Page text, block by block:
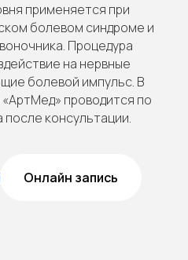
применяется при
болевом синдроме и
Процедура
на нервные
болевой импульс. В
проводится по
консультации.
Онлайн запись